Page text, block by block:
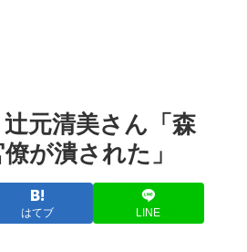
元清美さん「森
が潰された」
はてブ LINE